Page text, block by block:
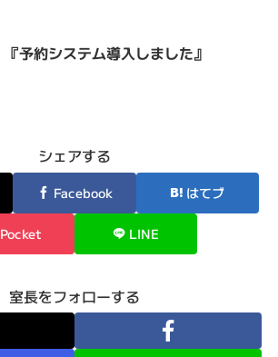
『予約システム導入しました』
シェアする
Facebook はてブ
Pocket LINE
室長をフォローする